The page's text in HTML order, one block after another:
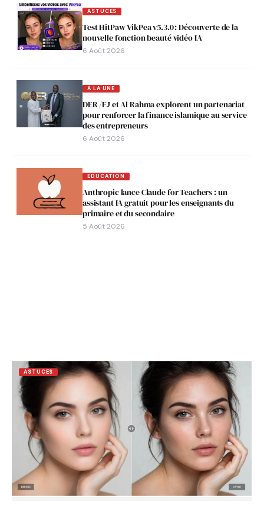
ASTUCES
Test HitPaw VikPea v5.3.0 : Découverte de la
nouvelle fonction beauté vidéo IA
6 Août 2026
A LA UNE
DER /FJ et Al Rahma explorent un partenariat
pour renforcer la finance islamique au service
des entrepreneurs
6 Août 2026
EDUCATION
Anthropic lance Claude for Teachers : un
assistant IA gratuit pour les enseignants du
primaire et du secondaire
5 Août 2026
ASTUCES